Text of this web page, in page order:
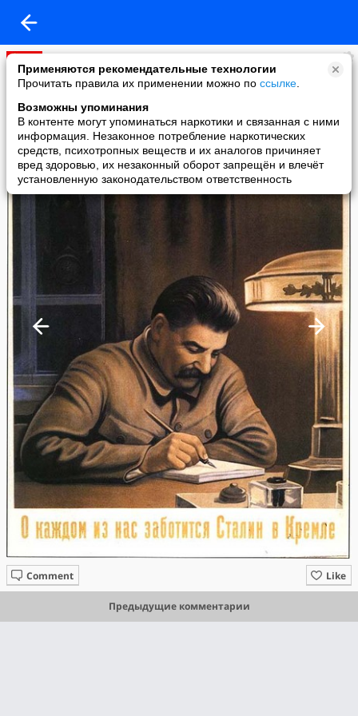
Применяются рекомендательные технологии
Прочитать правила их применении можно по ссылке
Возможны упоминания
В контенте могут упоминаться наркотики и связанная с ними
информация. Незаконное потребление наркотических
средств, психотропных веществ и их аналогов причиняет
вред здоровью, их незаконный оборот запрещён и влечёт
установленную законодательством ответственность
ДОСТУПА НЕТ
added a photo
07 May в 15:29
Like
Comment
Предыдущие комментарии